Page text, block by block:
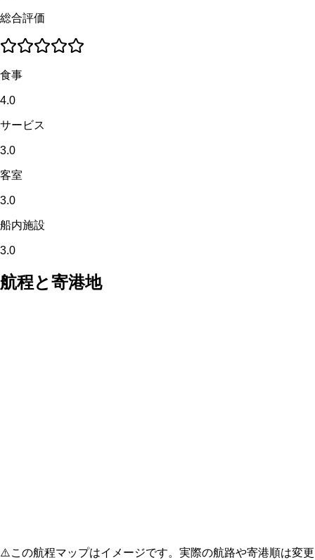
総合評価
食事
4.0
サービス
3.0
客室
3.0
船内施設
3.0
航程と寄港地
⚠️この航程マップはイメージです。実際の航路や寄港順は変更